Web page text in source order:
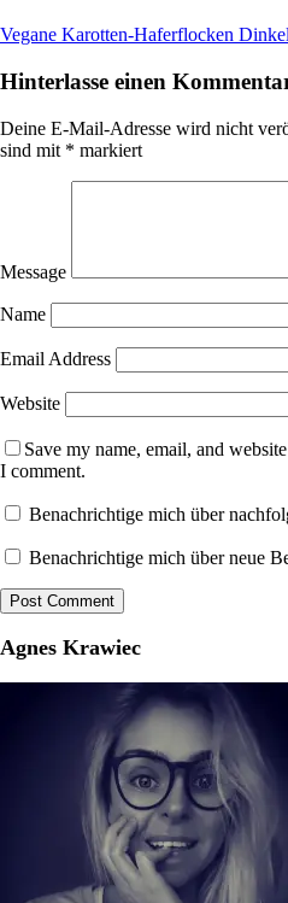
Vegane Karotten-Haferflocken
Hinterlasse einen
Deine E-Mail-Adresse wird nicht
sind mit * markiert
Message
Name
Email Address
Website
Save my name, email, and
I comment.
Benachrichtige mich über
Benachrichtige mich über neue
Agnes Krawiec